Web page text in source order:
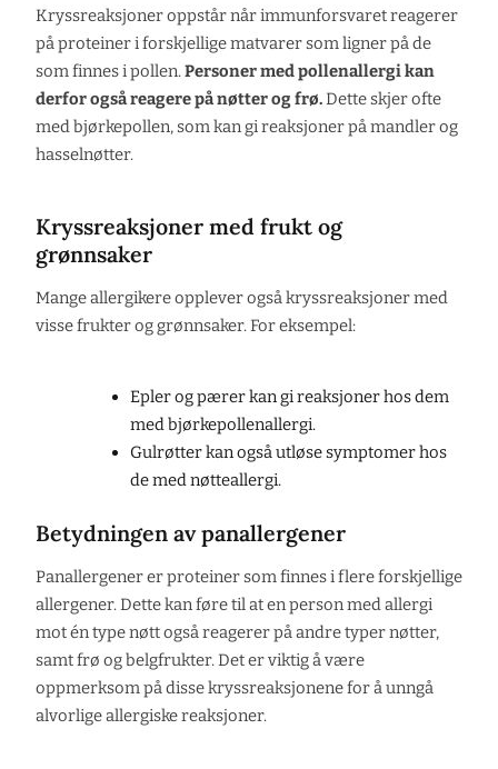
Kryssreaksjoner oppstår når immunforsvaret reagerer
på proteiner i forskjellige matvarer som ligner på de
som finnes i pollen.Personer med pollenallergi kan
derfor også reagere på nøtter og frø.Dette skjer ofte
med bjørkepollen, som kan gi reaksjoner på mandler og
hasselnøtter.
Kryssreaksjoner med frukt og
grønnsaker
Mange allergikere opplever også kryssreaksjoner med
visse frukter og grønnsaker. For eksempel:
Epler og pærer kan gi reaksjoner hos dem
med bjørkepollenallergi.
Gulrøtter kan også utløse symptomer hos
de med nøtteallergi.
Betydningen av panallergener
Panallergener er proteiner som finnes i flere forskjellige
allergener. Dette kan føre til at en person med allergi
mot én type nøtt også reagerer på andre typer nøtter,
samt frø og belgfrukter. Det er viktig å være
oppmerksom på disse kryssreaksjonene for å unngå
alvorlige allergiske reaksjoner.